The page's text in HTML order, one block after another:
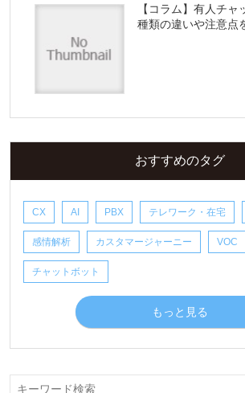
【コラム】有人チ
種類の違いや注意点
おすすめのタグ
CX AI PBX テレワーク・在宅
感情解析 カスタマージャーニー VOC
チャットボット
もっと見る